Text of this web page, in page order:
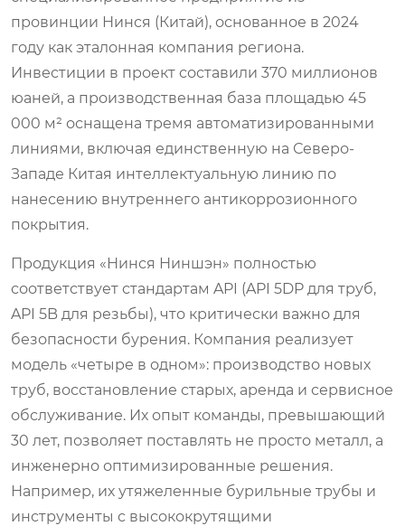
провинции Нинся (Китай), основанное в 2024
году как эталонная компания региона.
Инвестиции в проект составили 370 миллионов
юаней, а производственная база площадью 45
000 м² оснащена тремя автоматизированными
линиями, включая единственную на Северо-
Западе Китая интеллектуальную линию по
нанесению внутреннего антикоррозионного
покрытия.
Продукция «Нинся Ниншэн» полностью
соответствует стандартам API (API 5DP для труб,
API 5B для резьбы), что критически важно для
безопасности бурения. Компания реализует
модель «четыре в одном»: производство новых
труб, восстановление старых, аренда и сервисное
обслуживание. Их опыт команды, превышающий
30 лет, позволяет поставлять не просто металл, а
инженерно оптимизированные решения.
Например, их утяжеленные бурильные трубы и
инструменты с высококрутящими